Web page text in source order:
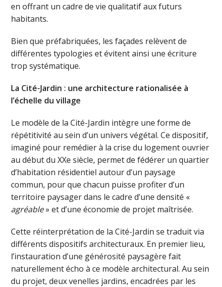
en offrant un cadre de vie qualitatif aux futurs
habitants.
Bien que préfabriquées, les façades relèvent de
différentes typologies et évitent ainsi une écriture
trop systématique.
La Cité-Jardin : une architecture rationalisée à
l’échelle du village
Le modèle de la Cité-Jardin intègre une forme de
répétitivité au sein d’un univers végétal. Ce dispositif,
imaginé pour remédier à la crise du logement ouvrier
au début du XXe siècle, permet de fédérer un quartier
d’habitation résidentiel autour d’un paysage
commun, pour que chacun puisse profiter d’un
territoire paysager dans le cadre d’une densité «
agréable» et d’une économie de projet maîtrisée.
Cette réinterprétation de la Cité-Jardin se traduit via
différents dispositifs architecturaux. En premier lieu,
l’instauration d’une générosité paysagère fait
naturellement écho à ce modèle architectural. Au sein
du projet, deux venelles jardins, encadrées par les